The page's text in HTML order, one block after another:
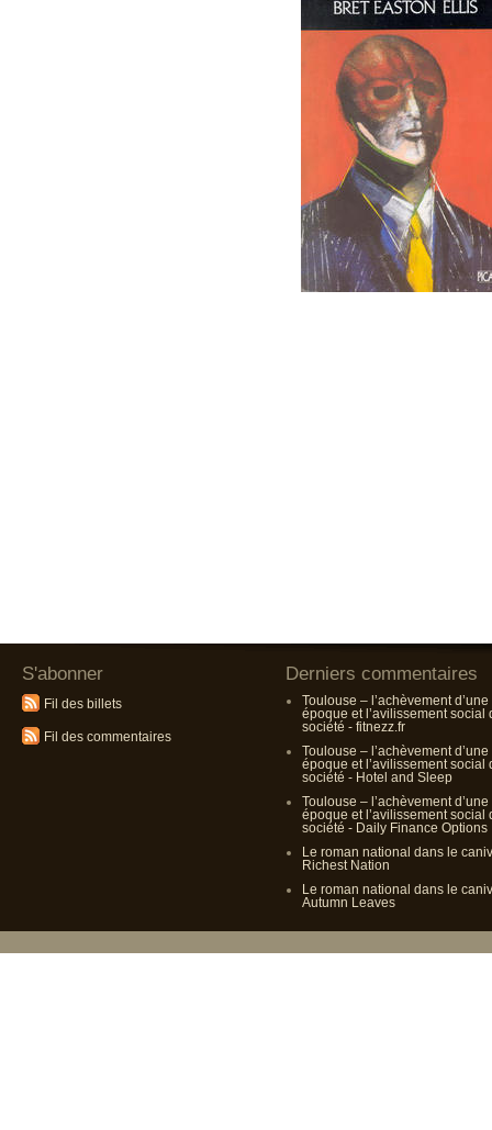
S'abonner
Fil des billets
Fil des commentaires
Derniers commentaires
Toulouse – l’achèvement d’une
époque et l’avilissement social
société - fitnezz.fr
Toulouse – l’achèvement d’une
époque et l’avilissement social
société - Hotel and Sleep
Toulouse – l’achèvement d’une
époque et l’avilissement social
société - Daily Finance Options
Le roman national dans le
Richest Nation
Le roman national dans le
Autumn Leaves